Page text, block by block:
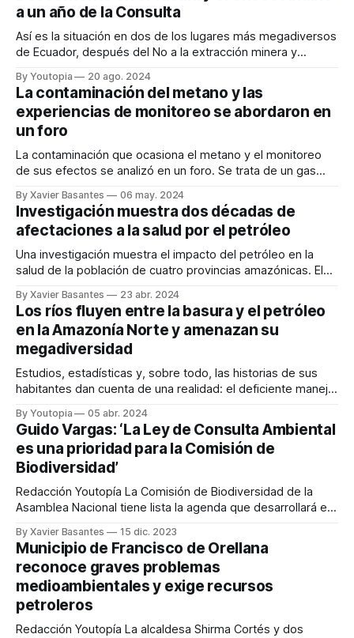
a un año de la Consulta
Así es la situación en dos de los lugares más megadiversos
de Ecuador, después del No a la extracción minera y
By Youtopia 20 ago. 2024
La contaminación del metano y las
experiencias de monitoreo se abordaron en
un foro
La contaminación que ocasiona el metano y el monitoreo
de sus efectos se analizó en un foro. Se trata de un gas
Redacción Youtopía El impacto del metano y las
experiencias de monitoreo se abordaron en un foro. Su
efecto es potente: cada molécula
By Xavier Basantes 06 may. 2024
Investigación muestra dos décadas de
afectaciones a la salud por el petróleo
Una investigación muestra el impacto del petróleo en la
salud de la población de cuatro provincias amazónicas. El
Redacción Youtopía Una investigación académica
determinó que en las últimas dos décadas, la actividad
petrolera causó daños en la salud de la población de
By Xavier Basantes 23 abr. 2024
Los ríos fluyen entre la basura y el petróleo
en la Amazonía Norte y amenazan su
megadiversidad
Estudios, estadísticas y, sobre todo, las historias de sus
habitantes dan cuenta de una realidad: el deficiente manejo
Normativas incumplidas y falta de respuestas estatales
ahondan esta realidad. Por Isabel Alarcón Pescar en los ríos
Napo, Coca y Payamino, en Orellana,
By Youtopia 05 abr. 2024
Guido Vargas: ‘La Ley de Consulta Ambiental
es una prioridad para la Comisión de
Biodiversidad’
Redacción Youtopía La Comisión de Biodiversidad de la
Asamblea Nacional tiene lista la agenda que desarrollará en
legislación como de la fiscalización. Entre las prioridades
que tiene este equipo de trabajo se destaca la elaboración
de la Ley de Consulta
By Xavier Basantes 15 dic. 2023
Municipio de Francisco de Orellana
reconoce graves problemas
medioambientales y exige recursos
petroleros
Redacción Youtopía La alcaldesa Shirma Cortés y dos